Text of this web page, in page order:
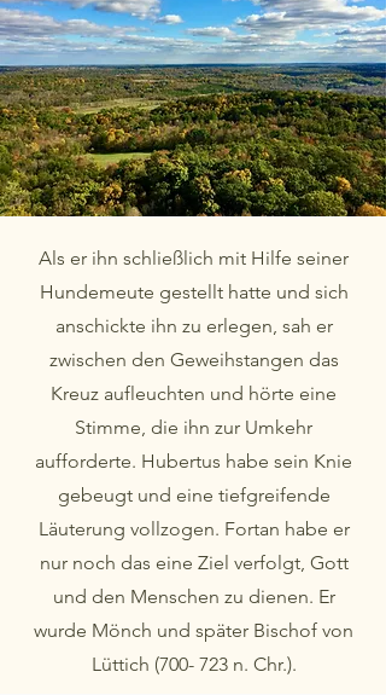
Als er ihn schließlich mit Hilfe seiner
Hundemeute gestellt hatte und sich
anschickte ihn zu erlegen, sah er
zwischen den Geweihstangen das
Kreuz aufleuchten und hörte eine
Stimme, die ihn zur Umkehr
aufforderte. Hubertus habe sein Knie
gebeugt und eine tiefgreifende
Läuterung vollzogen. Fortan habe er
nur noch das eine Ziel verfolgt, Gott
und den Menschen zu dienen. Er
wurde Mönch und später Bischof von
Lüttich (700- 723 n. Chr.).